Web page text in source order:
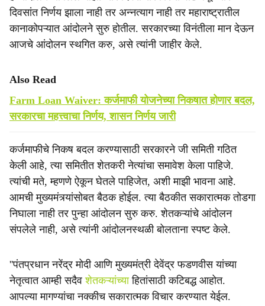
दिवसांत निर्णय झाला नाही तर अन्नत्याग नाही तर महाराष्ट्रातील
कानाकोपऱ्यात आंदोलने सुरु होतील. सरकारच्या विनंतीला मान देऊन
आजचे आंदोलन स्थगित करु, असे त्यांनी जाहीर केले.
Also Read
Farm Loan Waiver: कर्जमाफी योजनेच्या निकषात होणार बदल,
सरकारचा महत्त्वाचा निर्णय, शासन निर्णय जारी
कर्जमाफीचे निकष बदल करण्यासाठी सरकारने जी समिती गठित
केली आहे, त्या समितीत शेतकरी नेत्यांचा समावेश केला पाहिजे.
त्यांची मते, म्हणणे ऐकून घेतले पाहिजेत, अशी माझी भावना आहे.
आमची मुख्यमंत्र्यांसोबत बैठक होईल. त्या बैठकीत सकारात्मक तोडगा
निघाला नाही तर पुन्हा आंदोलन सुरु करु. शेतकऱ्यांचे आंदोलन
संपलेले नाही, असे त्यांनी आंदोलनस्थळी बोलताना स्पष्ट केले.
''पंतप्रधान नरेंद्र मोदी आणि मुख्यमंत्री देवेंद्र फडणवीस यांच्या
नेतृत्वात आम्ही सदैवशेतकऱ्यांच्याहितांसाठी कटिबद्ध आहोत.
आपल्या मागण्यांचा नक्कीच सकारात्मक विचार करण्यात येईल.